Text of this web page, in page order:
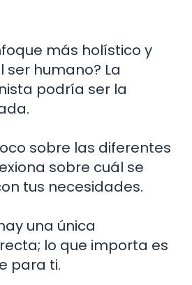
más holístico y
humano? La
podría ser la
sobre las diferentes
sobre cuál se
tus necesidades.
una única
lo que importa es
para ti.